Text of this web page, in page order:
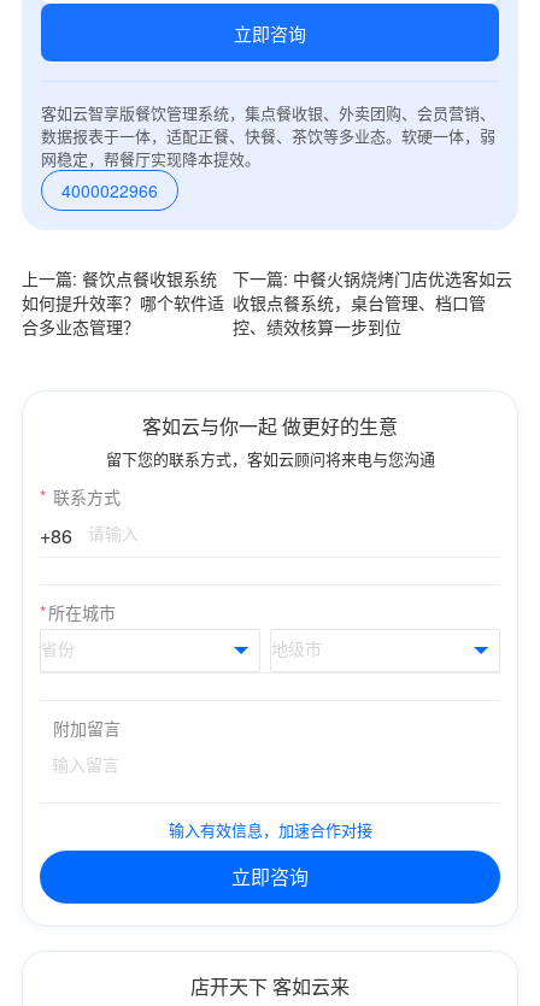
立即咨询
客如云智享版餐饮管理系统，集点餐收银、外卖团购、会员营销、
数据报表于一体，适配正餐、快餐、茶饮等多业态。软硬一体，弱
网稳定，帮餐厅实现降本提效。
4000022966
上一篇: 餐饮点餐收银系统
如何提升效率？哪个软件适
合多业态管理？
下一篇: 中餐火锅烧烤门店优选客如云
收银点餐系统，桌台管理、档口管
控、绩效核算一步到位
客如云与你一起 做更好的生意
留下您的联系方式，客如云顾问将来电与您沟通
* 联系方式
+86
*所在城市
附加留言
输入有效信息，加速合作对接
立即咨询
店开天下 客如云来